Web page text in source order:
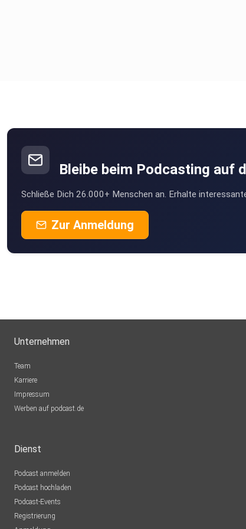
Bleibe beim Podcasting auf
Schließe Dich 26.000+ Menschen an. Erhalte
Zur Anmeldung
Unternehmen
Team
Karriere
Impressum
Werben auf podcast.de
Dienst
Podcast anmelden
Podcast hochladen
Podcast-Events
Registrierung